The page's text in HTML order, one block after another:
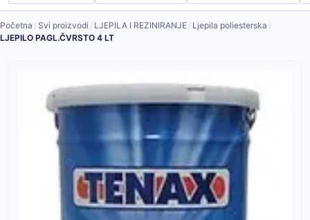
Početna / Svi proizvodi / LJEPILA I REZINIRANJE / Ljepila poliesterska /
LJEPILO PAGL.ČVRSTO 4 LT